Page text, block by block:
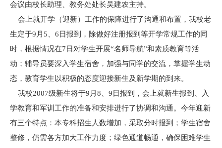
会议由校长助理、教务处处长吴建农主持。
会上就开学（迎新）工作的保障进行了沟通和布置，我校老
生定于9月5、6日报到，除做好注册报到等开学常规工作的同
时，根据情况在7日对学生开展“名师导航”和素质教育等活
动；辅导员要深入学生宿舍，加强与同学的交流，掌握学生动
态，教育学生以积极的态度迎接新生及新学期的到来。
我校2007级新生将于9月8、9日报到，会上就新生报到、入
学教育和军训工作的准备和安排进行了协调和沟通。今年迎新
有三个特点：本专科招生人数增加，采取分时报到；学生宿舍
整修，仍需各方加大工作力度；绿色通道畅通，确保困难学生